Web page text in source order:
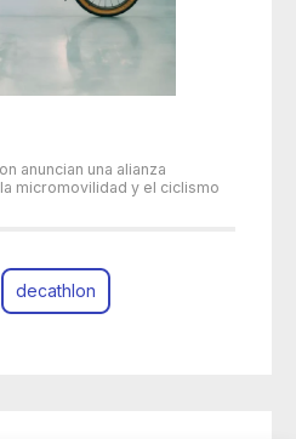
anuncian una alianza
micromovilidad y el ciclismo
decathlon